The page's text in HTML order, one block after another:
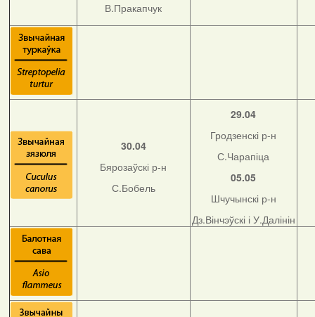
В.Пракапчук
30.04
Бярозаўскі р-н
С.Бобель
29.04
Гродзенскі р-н
С.Чарапіца
05.05
Шчучынскі р-н
Дз.Вінчэўскі і У.Далінін